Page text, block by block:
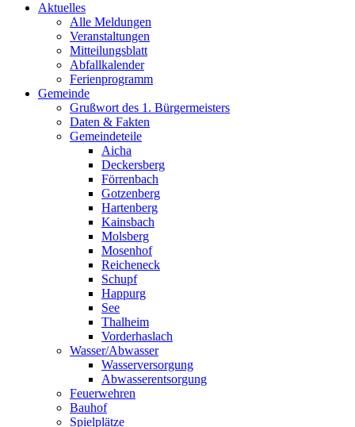
Aktuelles
Alle Meldungen
Veranstaltungen
Mitteilungsblatt
Abfallkalender
Ferienprogramm
Gemeinde
Grußwort des 1. Bürgermeisters
Daten & Fakten
Gemeindeteile
Aicha
Deckersberg
Förrenbach
Gotzenberg
Hartenberg
Kainsbach
Molsberg
Mosenhof
Reicheneck
Schupf
Happurg
See
Thalheim
Vorderhaslach
Wasser/Abwasser
Wasserversorgung
Abwasserentsorgung
Feuerwehren
Bauhof
Spielplätze